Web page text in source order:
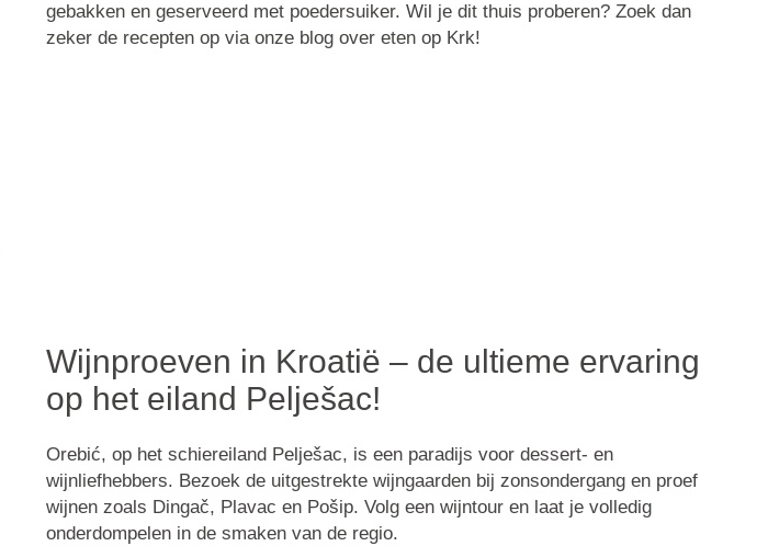
gebakken en geserveerd met poedersuiker. Wil je dit thuis proberen? Zoek dan
zeker de recepten op via onze blog over eten op Krk!
Wijnproeven in Kroatië – de ultieme ervaring
op het eiland Pelješac!
Orebić, op het schiereiland Pelješac, is een paradijs voor dessert- en
wijnliefhebbers. Bezoek de uitgestrekte wijngaarden bij zonsondergang en proef
wijnen zoals Dingač, Plavac en Pošip. Volg een wijntour en laat je volledig
onderdompelen in de smaken van de regio.